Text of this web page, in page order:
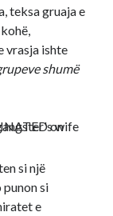
teksa gruaja e
vrasja ishte
shumë
si një
punon si
e